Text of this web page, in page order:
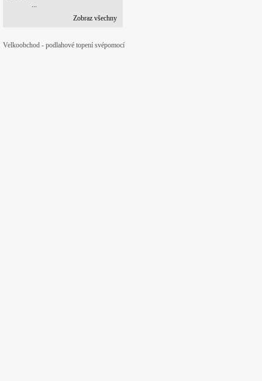
...
Zobraz všechny
Velkoobchod - podlahové topení svépomocí